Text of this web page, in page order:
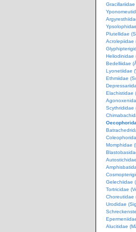
Plutellidae
Acrolepiidae
Heliodinidae
Bedelliidae
Lyonetiidae
Ethmiidae
Elachistidae
Scythrididae
Momphidae
Gelechiidae
Tortricidae
Choreutidae
Urodidae
Alucitidae